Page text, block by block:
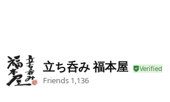
立ち呑み 福本屋
Friends 1,136